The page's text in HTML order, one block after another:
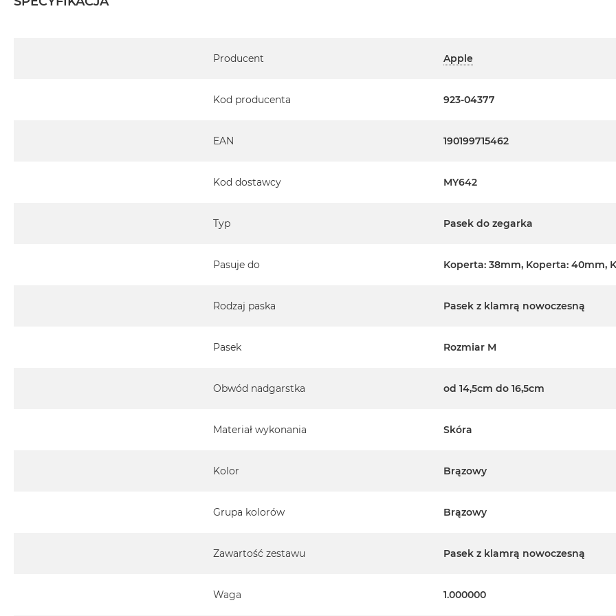
Producent
Apple
Kod producenta 923-04377
EAN 190199715462
Kod dostawcy MY642
Typ Pasek do zegarka
Pasuje do Koperta: 38mm, Koperta: 40mm,
Rodzaj paska Pasek z klamrą nowoczesną
Pasek Rozmiar M
Obwód nadgarstka od 14,5cm do 16,5cm
Materiał wykonania Skóra
Kolor Brązowy
Grupa kolorów Brązowy
Zawartość zestawu Pasek z klamrą nowoczesną
Waga 1.000000